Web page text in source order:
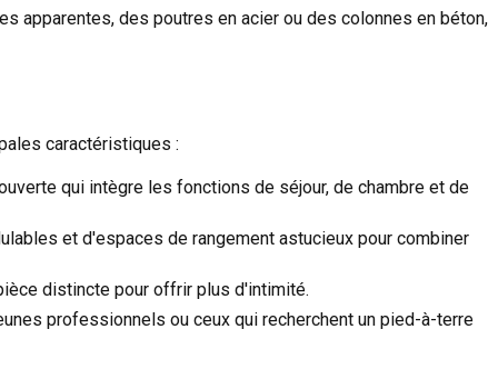
apparentes, des poutres en acier ou des colonnes en béton,
caractéristiques :
qui intègre les fonctions de séjour, de chambre et de
et d'espaces de rangement astucieux pour combiner
distincte pour offrir plus d'intimité.
professionnels ou ceux qui recherchent un pied-à-terre